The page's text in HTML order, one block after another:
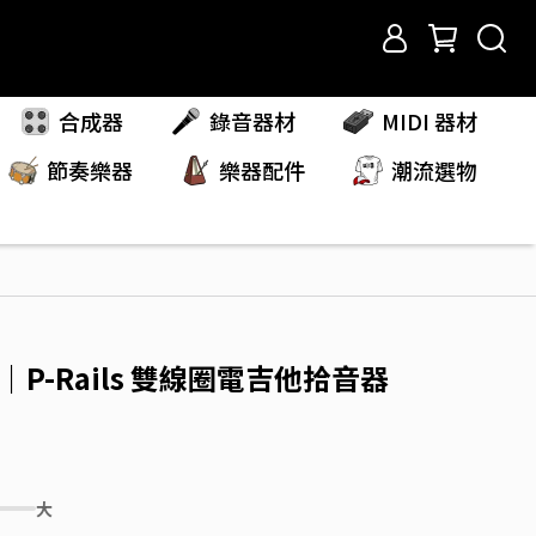
合成器 錄音器材
MIDI 器材
節奏樂器
樂器配件 潮流選物
P-Rails 雙線圈電吉他拾音器
大